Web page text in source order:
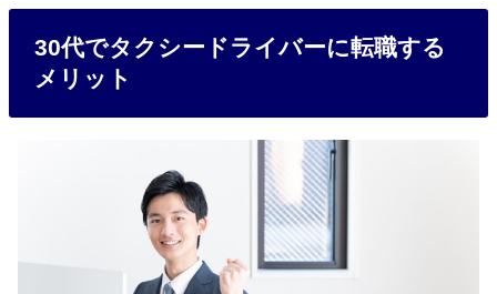
30代でタクシードライバーに転職する
メリット